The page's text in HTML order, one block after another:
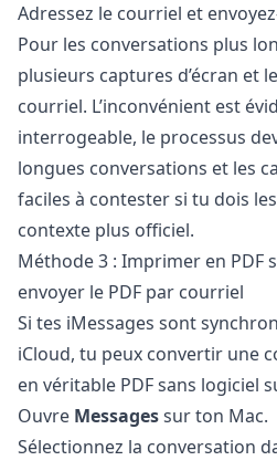
Adressez le courriel et
Pour les conversations plus
plusieurs captures d’écran et
courriel. L’inconvénient est
interrogeable, le processus
longues conversations et les
faciles à contester si tu dois
contexte plus officiel.
Méthode 3 : Imprimer en PDF
envoyer le PDF par courriel
Si tes iMessages sont
iCloud, tu peux convertir une
en véritable PDF sans logiciel
Ouvre Messagessur ton Mac.
Sélectionnez la conversation